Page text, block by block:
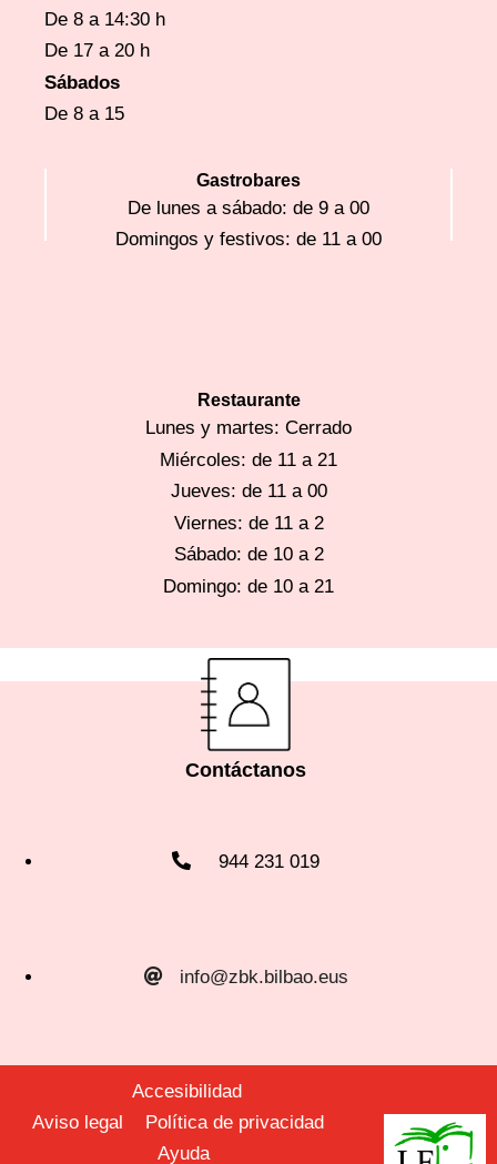
De 8 a 14:30 h
De 17 a 20 h
Sábados
De 8 a 15
Gastrobares
De lunes a sábado: de 9 a 00
Domingos y festivos: de 11 a 00
Restaurante
Lunes y martes: Cerrado
Miércoles: de 11 a 21
Jueves: de 11 a 00
Viernes: de 11 a 2
Sábado: de 10 a 2
Domingo: de 10 a 21
Contáctanos
944 231 019
info@zbk.bilbao.eus
Accesibilidad
Aviso legal
Política de privacidad
Ayuda